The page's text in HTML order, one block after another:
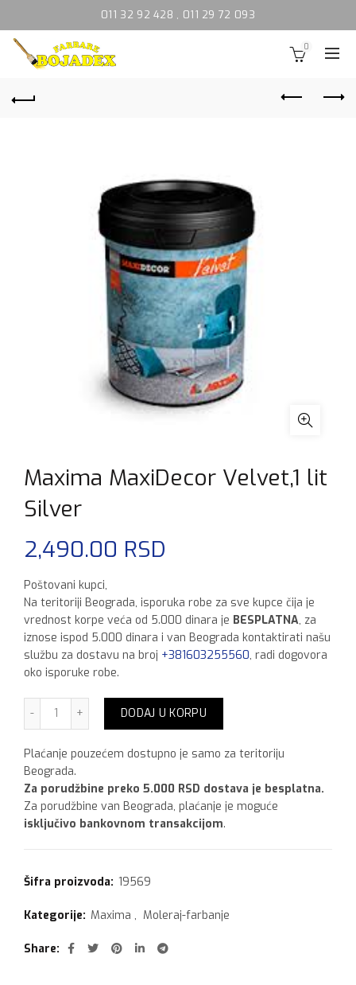
011 32 92 428 , 011 29 72 093
0
Maxima MaxiDecor Velvet,1 lit
Silver
2,490.00 RSD
Poštovani kupci,
Na teritoriji Beograda, isporuka robe za sve kupce čija je
vrednost korpe veća od 5.000 dinara je BESPLATNA, za
iznose ispod 5.000 dinara i van Beograda kontaktirati našu
službu za dostavu na broj +381603255560, radi dogovora
oko isporuke robe.
Maxima MaxiDecor Velvet,1 lit Silver količina
DODAJ U KORPU
Plaćanje pouzećem dostupno je samo za teritoriju
Beograda.
Za porudžbine preko 5.000 RSD dostava je besplatna.
Za porudžbine van Beograda, plaćanje je moguće
isključivo bankovnom transakcijom.
Šifra proizvoda: 19569
Kategorije: Maxima , Moleraj-farbanje
Share